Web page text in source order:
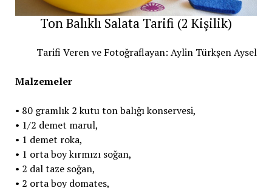
Ton Balıklı Salata Tarifi (2 Kişilik)
Tarifi Veren ve Fotoğraflayan: Aylin Türkşen Aysel
Malzemeler
• 80 gramlık 2 kutu ton balığı konservesi,
• 1/2 demet marul,
• 1 demet roka,
• 1 orta boy kırmızı soğan,
• 2 dal taze soğan,
• 2 orta boy domates,